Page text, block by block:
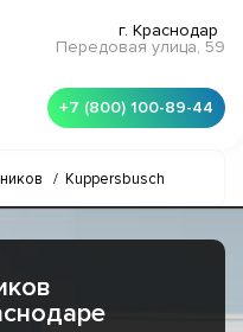
г. Краснодар
Передовая улица, 59
+7 (800) 100-89-44
/ Kuppersbusch